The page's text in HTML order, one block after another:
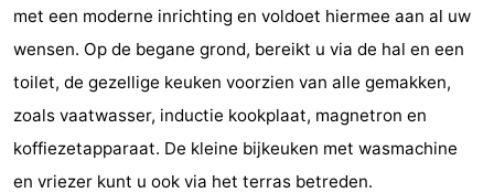
Monumenten
-
Molens
-
Vuurtorens
-
Uitkijkpunten
Attracties
met een moderne inrichting en voldoet hiermee aan al uw
wensen. Op de begane grond, bereikt u via de hal en een
toilet, de gezellige keuken voorzien van alle gemakken,
zoals vaatwasser, inductie kookplaat, magnetron en
koffiezetapparaat. De kleine bijkeuken met wasmachine
en vriezer kunt u ook via het terras betreden.